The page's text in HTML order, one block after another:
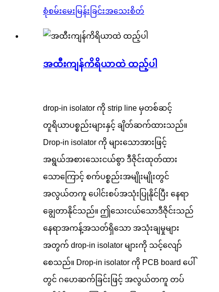
စုံစမ်းမေးမြန်းခြင်းအသေးစိတ်
အထီးကျန်ကိရိယာထဲ ထည့်ပါ
drop-in isolator ကို strip line မှတစ်ဆင့်
တူရိယာပစ္စည်းများနှင့် ချိတ်ဆက်ထားသည်။
Drop-in isolator ကို များသောအားဖြင့်
အရွယ်အစားသေးငယ်စွာ ဒီဇိုင်းထုတ်ထား
သောကြောင့် စက်ပစ္စည်းအမျိုးမျိုးတွင်
အလွယ်တကူ ပေါင်းစပ်အသုံးပြုနိုင်ပြီး နေရာ
ချွေတာနိုင်သည်။ ဤသေးငယ်သောဒီဇိုင်းသည်
နေရာအကန့်အသတ်ရှိသော အသုံးချမှုများ
အတွက် drop-in isolator များကို သင့်လျော်
စေသည်။ Drop-in isolator ကို PCB board ပေါ်
တွင် ဂဟေဆက်ခြင်းဖြင့် အလွယ်တကူ တပ်